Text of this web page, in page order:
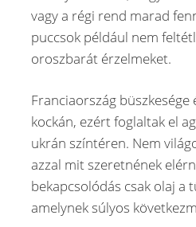
vagy a régi rend marad
puccsok például nem
oroszbarát érzelmeket.
Franciaország
kockán, ezért foglaltak el
ukrán színtéren. Nem
azzal mit szeretnének
bekapcsolódás csak olaj a
amelynek súlyos